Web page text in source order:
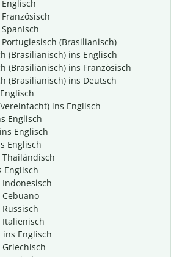
(Brasilianisch)
(Brasilianisch) ins Englisch
(Brasilianisch) ins Französisch
(Brasilianisch) ins Deutsch
ins Englisch
Englisch
Englisch
Englisch
Thailändisch
Englisch
Italienisch
Englisch